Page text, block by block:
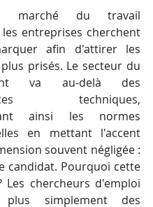
marché du travail
entreprises cherchent
afin d'attirer les
prisés. Le secteur du
va au-delà des
techniques,
ainsi les normes
en mettant l'accent
souvent négligée :
candidat. Pourquoi cette
Les chercheurs d'emploi
simplement des